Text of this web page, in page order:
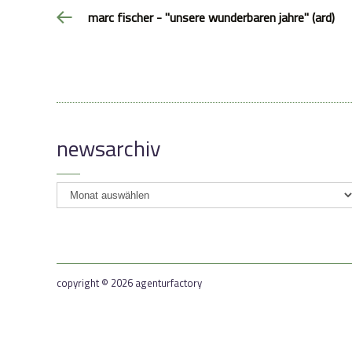
marc fischer - "unsere wunderbaren jahre" (ard)
newsarchiv
newsarchiv
copyright © 2026 agenturfactory